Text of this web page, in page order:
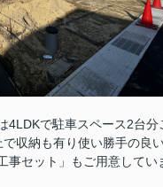
4LDKで駐車スペース2台分
収納も有り使い勝手の良
事セット」もご用意してい